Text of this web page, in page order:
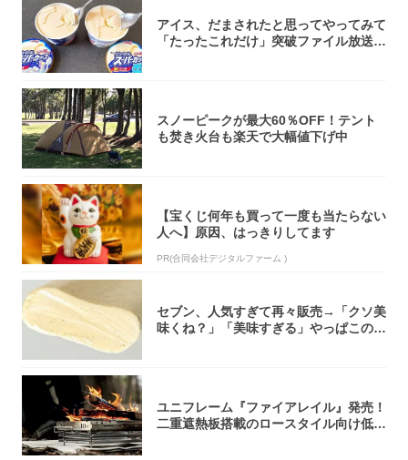
アイス、だまされたと思ってやってみて
「たったこれだけ」突破ファイル放送で
スノーピークが最大60％OFF！テント
も焚き火台も楽天で大幅値下げ中
【宝くじ何年も買って一度も当たらない
人へ】原因、はっきりしてます
PR(合同会社デジタルファーム )
セブン、人気すぎて再々販売→「クソ美
味くね？」「美味すぎる」やっぱこのク
ユニフレーム『ファイアレイル』発売！
二重遮熱板搭載のロースタイル向け低型